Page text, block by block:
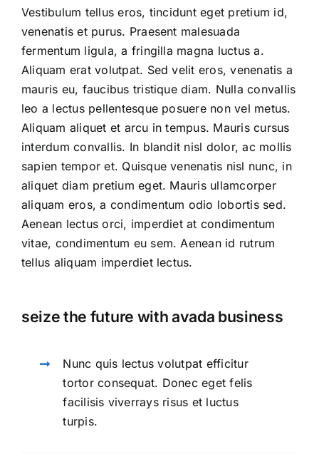
Vestibulum tellus eros, tincidunt eget pretium id,
venenatis et purus. Praesent malesuada
fermentum ligula, a fringilla magna luctus a.
Aliquam erat volutpat. Sed velit eros, venenatis a
mauris eu, faucibus tristique diam. Nulla convallis
leo a lectus pellentesque posuere non vel metus.
Aliquam aliquet et arcu in tempus. Mauris cursus
interdum convallis. In blandit nisl dolor, ac mollis
sapien tempor et. Quisque venenatis nisl nunc, in
aliquet diam pretium eget. Mauris ullamcorper
aliquam eros, a condimentum odio lobortis sed.
Aenean lectus orci, imperdiet at condimentum
vitae, condimentum eu sem. Aenean id rutrum
tellus aliquam imperdiet lectus.
seize the future with avada business
Nunc quis lectus volutpat efficitur
tortor consequat. Donec eget felis
facilisis viverrays risus et luctus
turpis.